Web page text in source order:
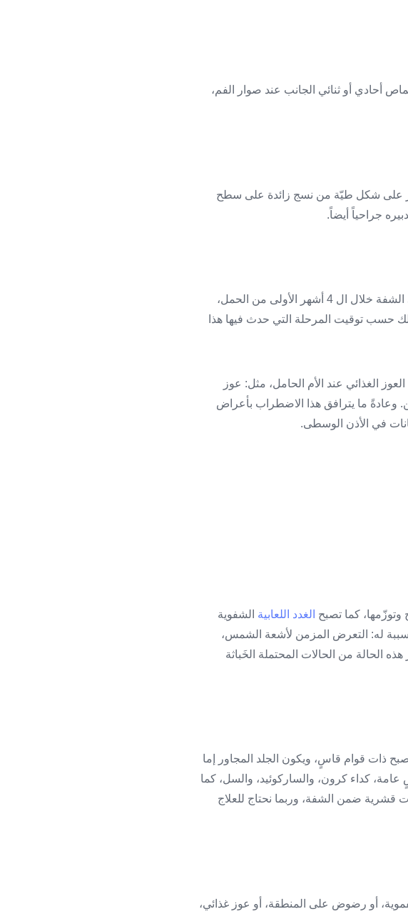
أحادي أو ثنائي الجانب عند صوار الفم،
على شكل طيّة من نسج زائدة على سطح
جراحياً أيضاً.
هو اضطرابٌ ولاديٌّ شائعٌ يصيب الشفة العلوية، ويحدث نتيجة فشل التحام جزئي الشفة خلال ال 4 أشهر الأولى من الحمل،
حسب توقيت المرحلة التي حدث فيها هذا
الغذائي عند الأم الحامل، مثل: عوز
وعادةً ما يترافق هذا الاضطراب بأعراض
في الأذن الوسطى.
وتوزّمها، كما تصبح الغدد اللعابية الشفوية
له: التعرض المزمن لأشعة الشمس،
هذه الحالة من الحالات المحتملة الخَباثة
ذات قوام قاسٍ، ويكون الجلد المجاور إما
كداء كرون، والساركوئيد، والسل، كما
قشرية ضمن الشفة، وربما نحتاج للعلاج
أو رضوض على المنطقة، أو عوز غذائي،